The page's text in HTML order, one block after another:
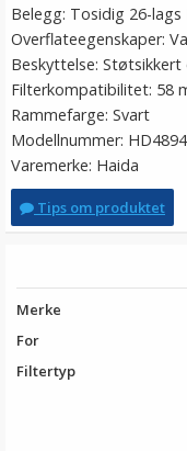
Belegg: Tosidig 26-
Overflateegenskaper:
Beskyttelse: Støtsikkert
Filterkompatibilitet: 58
Rammefarge: Svart
Modellnummer:
Varemerke: Haida
Tips om produktet
Merke
For
Filtertyp